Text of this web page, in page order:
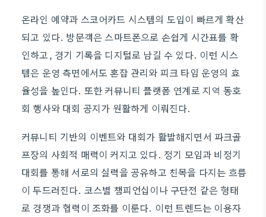
온라인 예약과 스코어카드 시스템의 도입이 빠르게 확산
되고 있다. 방문객은 스마트폰으로 손쉽게 시간표를 확
인하고, 경기 기록을 디지털로 남길 수 있다. 이런 시스
템은 운영 측면에서도 혼잡 관리와 피크 타임 운영의 효
율성을 높인다. 또한 커뮤니티 플랫폼 연계로 지역 동호
회 행사와 대회 공지가 원활하게 이뤄진다.
커뮤니티 기반의 이벤트와 대회가 활발해지면서 파크골
프장의 사회적 매력이 커지고 있다. 정기 모임과 비정기
대회를 통해 서로의 실력을 공유하고 친목을 다지는 흐름
이 두드러진다. 코스별 챔피언십이나 구단전 같은 형태
로 경쟁과 협력이 조화를 이룬다. 이런 트렌드는 이용자